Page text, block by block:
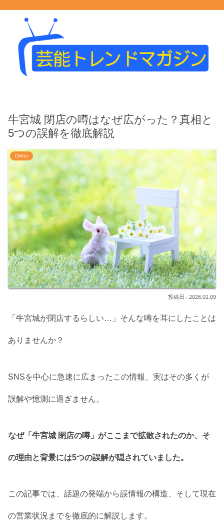
牛宮城 閉店の噂はなぜ広がった？真相と
5つの誤解を徹底解説
Other
2026.01.09
「牛宮城が閉店するらしい…」そんな噂を耳にしたことは
ありませんか？
SNSを中心に急速に広まったこの情報、実はその多くが
誤解や憶測に過ぎません。
なぜ「牛宮城 閉店の噂」がここまで拡散されたのか、そ
の理由と背景には5つの誤解が隠されていました。
この記事では、話題の発端から誤情報の構造、そして現在
の営業状況までを徹底的に解説します。